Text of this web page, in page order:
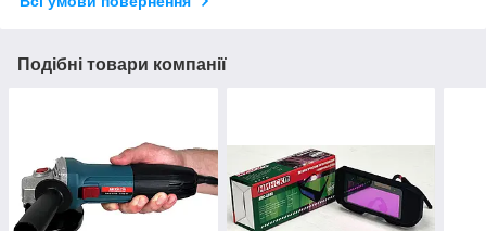
Подібні товари компанії